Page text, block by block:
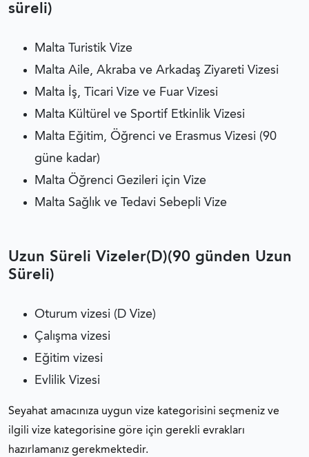
süreli)
Malta Turistik Vize
Malta Aile, Akraba ve Arkadaş Ziyareti Vizesi
Malta İş, Ticari Vize ve Fuar Vizesi
Malta Kültürel ve Sportif Etkinlik Vizesi
Malta Eğitim, Öğrenci ve Erasmus Vizesi (90
güne kadar)
Malta Öğrenci Gezileri için Vize
Malta Sağlık ve Tedavi Sebepli Vize
Uzun Süreli Vizeler(D)(90 günden Uzun
Süreli)
Oturum vizesi (D Vize)
Çalışma vizesi
Eğitim vizesi
Evlilik Vizesi
Seyahat amacınıza uygun vize kategorisini seçmeniz ve
ilgili vize kategorisine göre için gerekli evrakları
hazırlamanız gerekmektedir.